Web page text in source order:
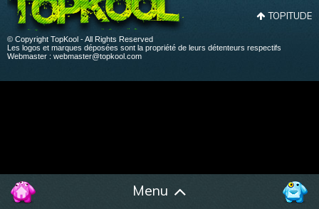
Menu
TOPITUDE
© Copyright TopKool - All Rights Reserved
Les logos et marques déposées sont la propriété de leurs détenteurs respectifs
Webmaster : webmaster@topkool.com